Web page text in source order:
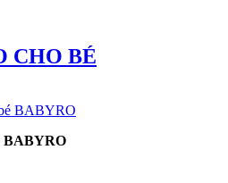
CHO BÉ
BABYRO